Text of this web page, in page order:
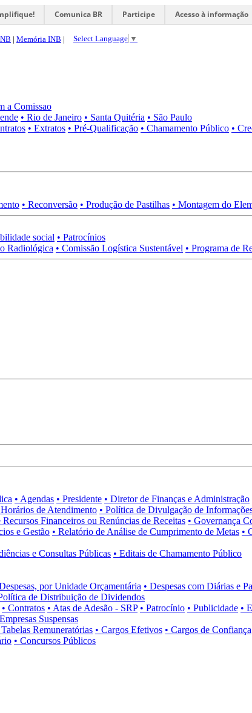
Comunica BR Participe Acesso à informação
| Memória INB | Select Language ▼
a Comissao
• Rio de Janeiro • Santa Quitéria • São Paulo
• Extratos • Pré-Qualificação • Chamamento Público •
• Reconversão • Produção de Pastilhas • Montagem do
social • Patrocínios
Radiológica • Comissão Logística Sustentável • Programa de
• Agendas • Presidente • Diretor de Finanças e Administração
Horários de Atendimento • Política de Divulgação de
Recursos Financeiros ou Renúncias de Receitas • Governança
e Gestão • Relatório de Análise de Cumprimento de Metas •
e Consultas Públicas • Editais de Chamamento Público
por Unidade Orçamentária • Despesas com Diárias e
de Distribuição de Dividendos
• Contratos • Atas de Adesão - SRP • Patrocínio • Publicidade •
Suspensas
Tabelas Remuneratórias • Cargos Efetivos • Cargos de Confiança
• Concursos Públicos